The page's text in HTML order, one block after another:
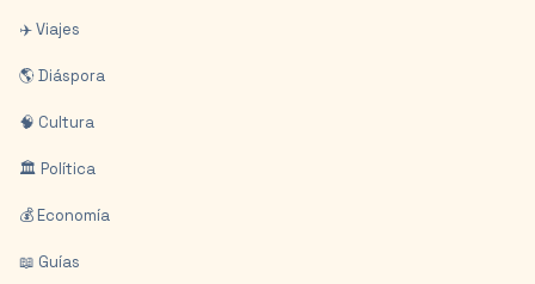
✈️ Viajes
🌎 Diáspora
🧠 Cultura
🏛️ Política
💰 Economía
📖 Guías